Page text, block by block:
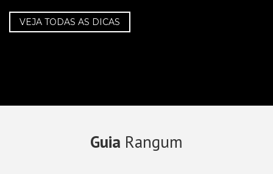
VEJA TODAS AS DICAS
Guia Rangum